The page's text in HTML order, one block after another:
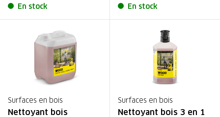
En stock En stock
Surfaces en bois
Nettoyant bois
Surfaces en bois
Nettoyant bois 3 en 1